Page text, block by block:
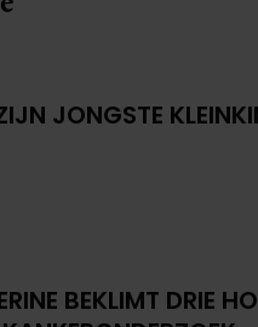
JONGSTE
BEKLIMT DRIE